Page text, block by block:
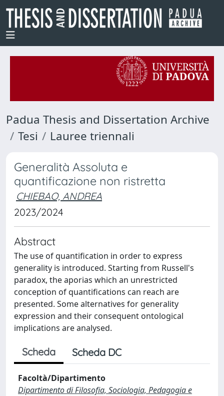
Padua Thesis and Dissertation Archive
Tesi
Lauree triennali
Generalità Assoluta e
quantificazione non ristretta
CHIEBAO, ANDREA
2023/2024
Abstract
The use of quantification in order to express
generality is introduced. Starting from Russell's
paradox, the aporias which an unrestricted
conception of quantifications can reach are
presented. Some alternatives for generality
expression and their consequent ontological
implications are analysed.
Scheda Scheda DC
Facoltà/Dipartimento
Dipartimento di Filosofia, Sociologia, Pedagogia e